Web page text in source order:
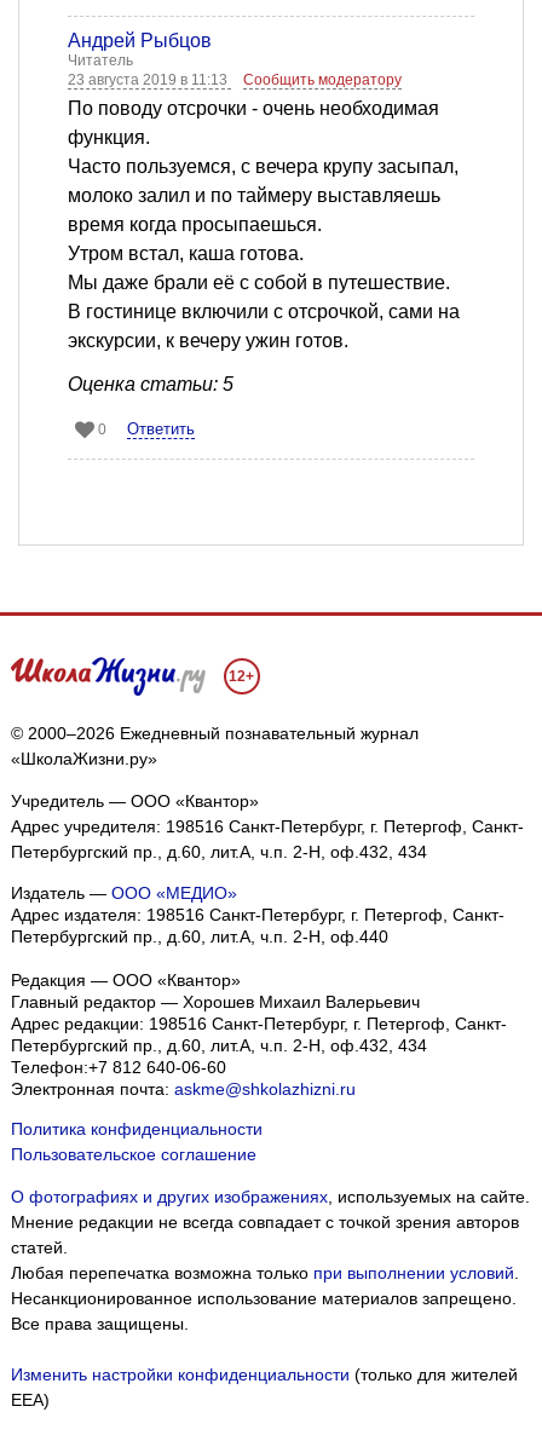
Андрей Рыбцов
Читатель
23 августа 2019 в 11:13
Сообщить модератору
По поводу отсрочки - очень необходимая
функция.
Часто пользуемся, с вечера крупу засыпал,
молоко залил и по таймеру выставляешь
время когда просыпаешься.
Утром встал, каша готова.
Мы даже брали её с собой в путешествие.
В гостинице включили с отсрочкой, сами на
экскурсии, к вечеру ужин готов.
Оценка статьи: 5
0 Ответить
12+
© 2000–2026 Ежедневный познавательный журнал
«ШколаЖизни.ру»
Учредитель — ООО «Квантор»
Адрес учредителя: 198516 Санкт-Петербург, г. Петергоф, Санкт-
Петербургский пр., д.60, лит.А, ч.п. 2-Н, оф.432, 434
Издатель — ООО «МЕДИО»
Адрес издателя: 198516 Санкт-Петербург, г. Петергоф, Санкт-
Петербургский пр., д.60, лит.А, ч.п. 2-Н, оф.440
Редакция — ООО «Квантор»
Главный редактор — Хорошев Михаил Валерьевич
Адрес редакции: 198516 Санкт-Петербург, г. Петергоф Санкт-
Петербургский пр., д.60, лит.А, ч.п. 2-Н, оф.432, 434
Телефон:+7 812 640-06-60
Электронная почта: askme@shkolazhizni.ru
Политика конфиденциальности
Пользовательское соглашение
О фотографиях и других изображениях, используемых на сайте.
Мнение редакции не всегда совпадает с точкой зрения авторов
статей.
Любая перепечатка возможна только при выполнении условий
Несанкционированное использование материалов запрещено.
Все права защищены.
Изменить настройки конфиденциальности (только для жителей
EEA)